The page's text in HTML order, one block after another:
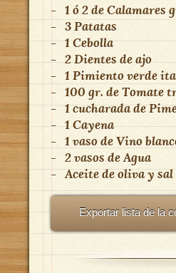
- 1 ó 2deCalamares
- 3Patatas
- 1 Cebolla
- 2Dientes de ajo
- 1 Pimiento verde
- 100 gr. deTomate
- 1 cucharadade
- 1 Cayena
- 1 vasodeVino
- 2 vasos deAgua
- Aceite de oliva y sal
Exportar lista de la